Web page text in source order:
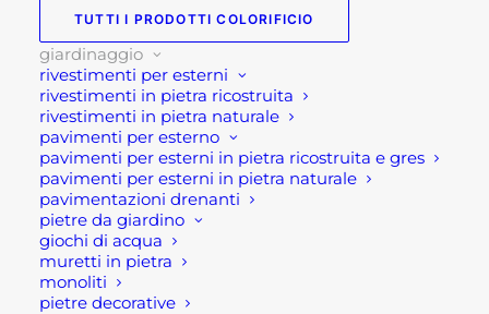
TUTTI I PRODOTTI COLORIFICIO
giardinaggio
rivestimenti per esterni
rivestimenti in pietra ricostruita
rivestimenti in pietra naturale
pavimenti per esterno
pavimenti per esterni in pietra ricostruita e gres
pavimenti per esterni in pietra naturale
pavimentazioni drenanti
pietre da giardino
giochi di acqua
muretti in pietra
monoliti
pietre decorative
Caratteristiche tecniche:
Colore: Antracite
Dimensioni del prodotto LxLxA: 80 x 62 x 88,5 cm
Peso: 40kg
Dimensione imballo (HxLxP): 62x82x20 cm
Disponibilità: 6-8 settimane
Se per qualsiasi ragione non riuscissi a
completare l’ordine o avessi dei dubbi prima di